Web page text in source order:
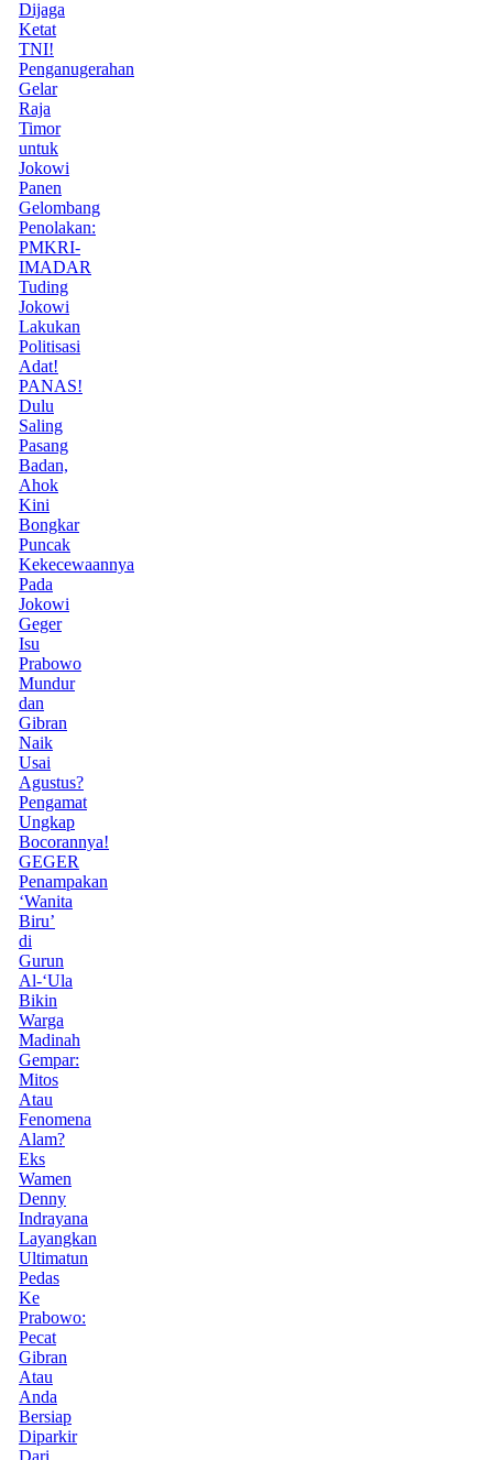
Dijaga
Ketat
TNI!
Penganugerahan
Gelar
Raja
Timor
untuk
Jokowi
Panen
Gelombang
Penolakan:
PMKRI-
IMADAR
Tuding
Jokowi
Lakukan
Politisasi
Adat!
PANAS!
Dulu
Saling
Pasang
Badan,
Ahok
Kini
Bongkar
Puncak
Kekecewaannya
Pada
Jokowi
Geger
Isu
Prabowo
Mundur
dan
Gibran
Naik
Usai
Agustus?
Pengamat
Ungkap
Bocorannya!
GEGER
Penampakan
‘Wanita
Biru’
di
Gurun
Al-‘Ula
Bikin
Warga
Madinah
Gempar:
Mitos
Atau
Fenomena
Alam?
Eks
Wamen
Denny
Indrayana
Layangkan
Ultimatun
Pedas
Ke
Prabowo:
Pecat
Gibran
Atau
Anda
Bersiap
Diparkir
Dari